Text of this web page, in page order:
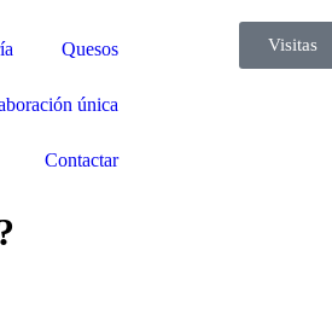
Quesos
única
Contactar
Visitas